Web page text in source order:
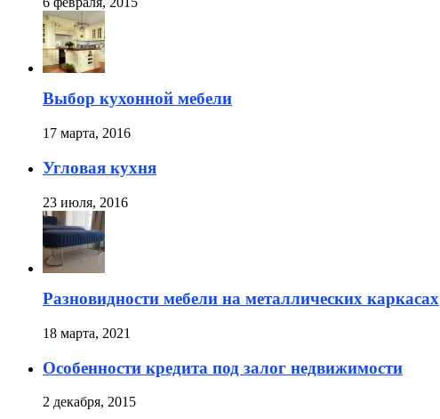
Выбор кухонной мебели
17 марта, 2016
Угловая кухня
23 июля, 2016
Разновидности мебели на металлических каркасах
18 марта, 2021
Особенности кредита под залог недвижимости
2 декабря, 2015